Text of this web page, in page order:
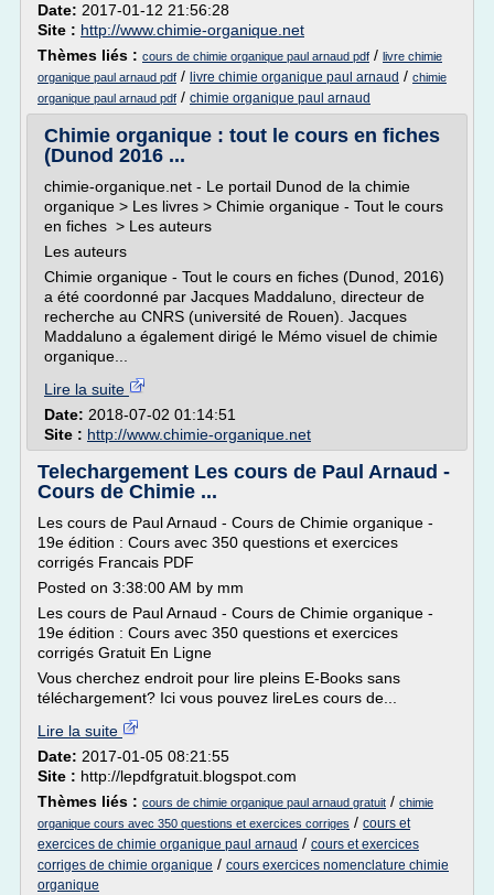
Date: 2017-01-12 21:56:28
Site : http://www.chimie-organique.net
Thèmes liés : cours de chimie organique paul arnaud pdf / livre chimie
organique paul arnaud pdf / livre chimie organique paul arnaud / chimie
organique paul arnaud pdf / chimie organique paul arnaud
Chimie organique : tout le cours en fiches
(Dunod 2016 ...
chimie-organique.net - Le portail Dunod de la chimie
organique > Les livres > Chimie organique - Tout le cours
en fiches > Les auteurs
Les auteurs
Chimie organique - Tout le cours en fiches (Dunod, 2016)
a été coordonné par Jacques Maddaluno, directeur de
recherche au CNRS (université de Rouen). Jacques
Maddaluno a également dirigé le Mémo visuel de chimie
organique...
Lire la suite
Date: 2018-07-02 01:14:51
Site : http://www.chimie-organique.net
Telechargement Les cours de Paul Arnaud -
Cours de Chimie ...
Les cours de Paul Arnaud - Cours de Chimie organique -
19e édition : Cours avec 350 questions et exercices
corrigés Francais PDF
Posted on 3:38:00 AM by mm
Les cours de Paul Arnaud - Cours de Chimie organique -
19e édition : Cours avec 350 questions et exercices
corrigés Gratuit En Ligne
Vous cherchez endroit pour lire pleins E-Books sans
téléchargement? Ici vous pouvez lireLes cours de...
Lire la suite
Date: 2017-01-05 08:21:55
Site : http://lepdfgratuit.blogspot.com
Thèmes liés : cours de chimie organique paul arnaud gratuit / chimie
organique cours avec 350 questions et exercices corriges / cours et
exercices de chimie organique paul arnaud / cours et exercices
corriges de chimie organique / cours exercices nomenclature chimie
organique